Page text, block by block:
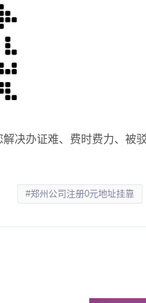
决办证难、费时费力、被
#郑州公司注册0元地址挂靠